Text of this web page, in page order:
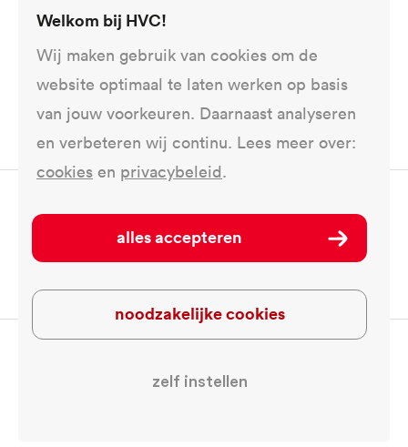
Selecteer
antwoord
de gas- en de warmtetarieven?
Deel dit op ...
Welkom bij HVC!
Wij maken gebruik van cookies om de
website optimaal te laten werken op basis
van jouw voorkeuren. Daarnaast analyseren
en verbeteren wij continu. Lees meer over:
cookies en privacybeleid.
alles accepteren
noodzakelijke cookies
zelf instellen